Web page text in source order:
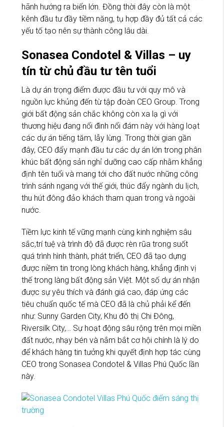
hãnh hướng ra biển lớn. Đồng thời đây còn là một
kênh đầu tư đầy tiềm năng, tụ hợp đầy đủ tất cả các
yếu tố tạo nên sự thành công lâu dài.
Sonasea Condotel & Villas – uy
tín từ chủ đầu tư tên tuổi
Là dự án trọng điểm được đầu tư với quy mô và
nguồn lực khủng đến từ tập đoàn CEO Group. Trong
giới bất động sản chắc không còn xa lạ gì với
thương hiệu đang nổi đình nổi đám này với hàng loạt
các dự án tiếng tăm, lẫy lừng. Trong thời gian gần
đây, CEO đẩy mạnh đầu tư các dự án lớn trong phân
khúc bất động sản nghỉ dưỡng cao cấp nhằm khẳng
định tên tuổi và mang tới cho đất nước những công
trình sánh ngang với thế giới, thúc đẩy ngành du lịch,
thu hút đông đảo khách tham quan trong và ngoài
nước.
Tiềm lực kinh tế vững mạnh cùng kinh nghiệm sâu
sắc,trí tuệ và trình độ đã được rèn rũa trong suốt
quá trình hình thành, phát triển, CEO đã tạo dựng
được niềm tin trong lòng khách hàng, khẳng định vị
thế trong làng bất động sản Việt. Một số dự án nhận
được sự yêu thích và đánh giá cao, đáp ứng các
tiêu chuẩn quốc tế mà CEO đã là chủ phải kể đến
như: Sunny Garden City, Khu đô thị Chi Đông,
Riversilk City,… Sự hoạt động sâu rộng trên mọi miền
đất nước, nhạy bén và nắm bắt cơ hội chính là lý do
để khách hàng tin tưởng khi quyết định hợp tác cùng
CEO trong Sonasea Condotel & Villas Phú Quốc lần
này.